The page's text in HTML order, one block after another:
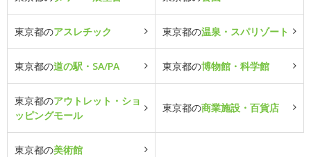
東京都のアスレチック 東京都の温泉・スパリゾート
東京都の道の駅・SA/PA 東京都の博物館・科学館
東京都のアウトレット・ショ
ッピングモール
東京都の商業施設・百貨店
東京都の美術館